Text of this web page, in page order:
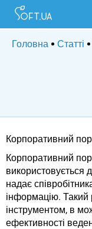
Головна Статті
Корпоративний
Корпоративний
використовується
надає
інформацію.
інструментом, в
ефективності